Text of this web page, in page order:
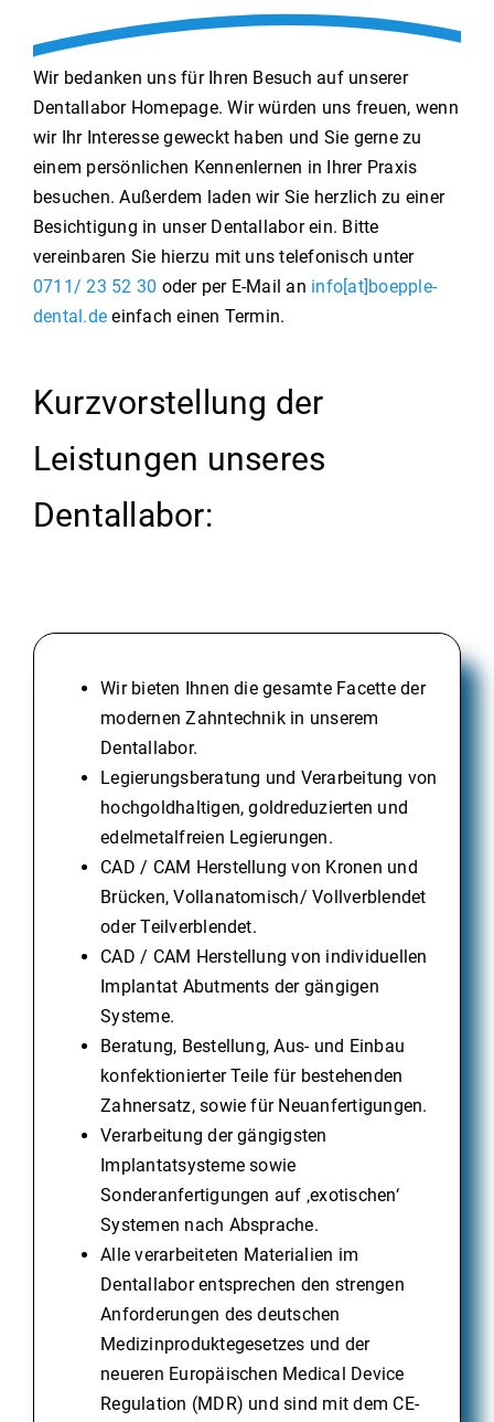
Wir bedanken uns für Ihren Besuch auf unserer
Dentallabor Homepage. Wir würden uns freuen, wenn
wir Ihr Interesse geweckt haben und Sie gerne zu
einem persönlichen Kennenlernen in Ihrer Praxis
besuchen. Außerdem laden wir Sie herzlich zu einer
Besichtigung in unser Dentallabor ein. Bitte
vereinbaren Sie hierzu mit uns telefonisch unter
0711/ 23 52 30 oder per E-Mail an info[at]boepple-
dental.de einfach einen Termin.
Kurzvorstellung der
Leistungen unseres
Dentallabor:
Wir bieten Ihnen die gesamte Facette der
modernen Zahntechnik in unserem
Dentallabor.
Legierungsberatung und Verarbeitung von
hochgoldhaltigen, goldreduzierten und
edelmetalfreien Legierungen.
CAD / CAM Herstellung von Kronen und
Brücken, Vollanatomisch/ Vollverblendet
oder Teilverblendet.
CAD / CAM Herstellung von individuellen
Implantat Abutments der gängigen
Systeme.
Beratung, Bestellung, Aus- und Einbau
konfektionierter Teile für bestehenden
Zahnersatz, sowie für Neuanfertigungen.
Verarbeitung der gängigsten
Implantatsysteme sowie
Sonderanfertigungen auf ‚exotischen‘
Systemen nach Absprache.
Alle verarbeiteten Materialien im
Dentallabor entsprechen den strengen
Anforderungen des deutschen
Medizinproduktegesetzes und der
neueren Europäischen Medical Device
Regulation (MDR) und sind mit dem CE-